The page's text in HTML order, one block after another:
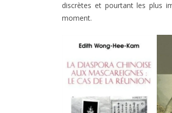
discrètes et pourtant les plus
moment.